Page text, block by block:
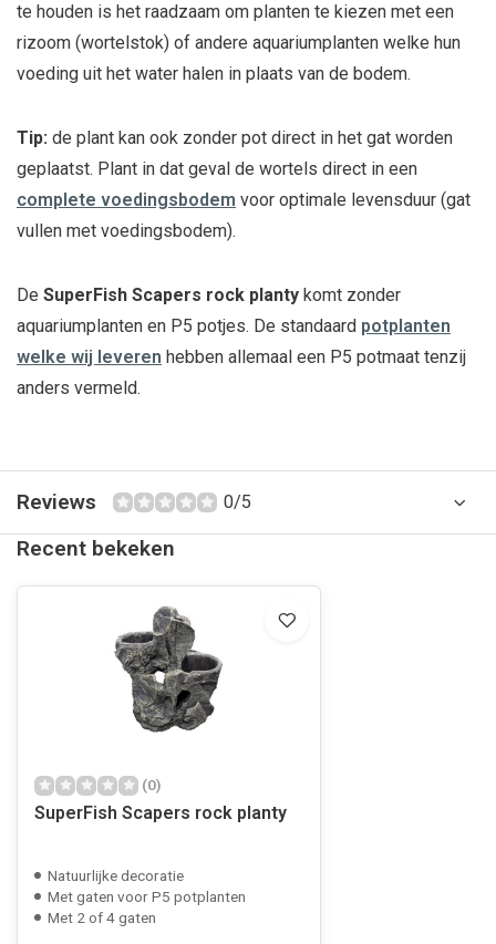
te houden is het raadzaam om planten te kiezen met een
rizoom (wortelstok) of andere aquariumplanten welke hun
voeding uit het water halen in plaats van de bodem.
Tip: de plant kan ook zonder pot direct in het gat worden
geplaatst. Plant in dat geval de wortels direct in een
complete voedingsbodem voor optimale levensduur (gat
vullen met voedingsbodem).
De SuperFish Scapers rock planty komt zonder
aquariumplanten en P5 potjes. De standaard potplanten
welke wij leveren hebben allemaal een P5 potmaat tenzij
anders vermeld.
Reviews 0/5
Recent bekeken
(0)
SuperFish Scapers rock planty
Natuurlijke decoratie
Met gaten voor P5 potplanten
Met 2 of 4 gaten